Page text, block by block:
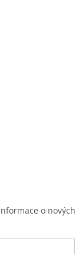
o nových